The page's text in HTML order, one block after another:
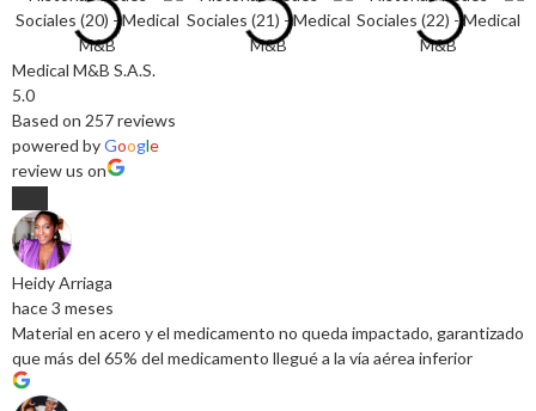
Medical M&B S.A.S.
5.0
Based on 257 reviews
powered byGoogle
review us on
Heidy Arriaga
hace 3 meses
Material en acero y el medicamento no queda impactado, garantizado
que más del 65% del medicamento llegué a la vía aérea inferior